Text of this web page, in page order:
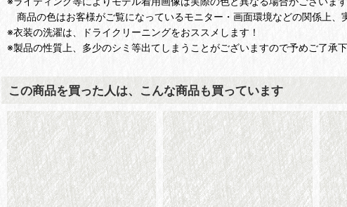
商品の色はお客様がご覧になっているモニター・画面環境などの関係上、
※衣装の洗濯は、ドライクリーニングをおススメします！
※製品の性質上、多少のシミ等出てしまうことがございますので予めご了承
この商品を買った人は、こんな商品も買っています